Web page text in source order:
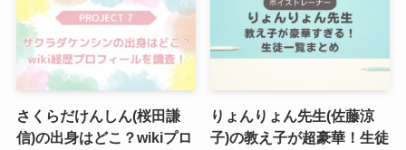
さくらだけんしん(桜田謙
信)の出身はどこ？wikiプロ
りょんりょん先生(佐藤涼
子)の教え子が超豪華！生徒